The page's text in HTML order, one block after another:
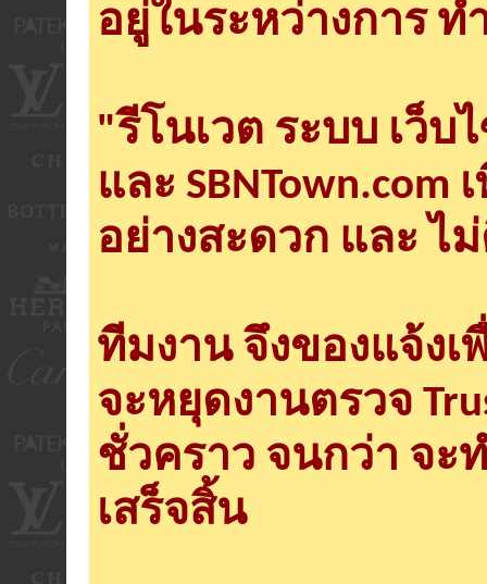
อยู่ในระหว่างการ ท
"รีโนเวต ระบบ เว็บ
และ
อย่างสะดวก และ ไ
ทีมงาน จึงของแจ้ง
จะหยุดงานตรวจ
ชั่วคราว จนกว่า จะ
เสร็จสิ้น